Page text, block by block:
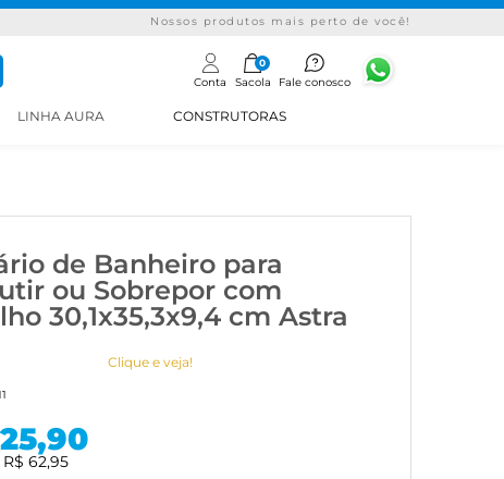
Nossos produtos mais perto de você!
LINHA AURA CONSTRUTORAS
Conta
0
Sacola Fale conosco
de Banheiro para
ou Sobrepor com
30,1x35,3x9,4 cm Astra
Clique e veja!
R$ 62,95